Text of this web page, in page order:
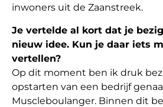
inwoners uit de Zaanstreek.
Je vertelde al kort dat je
nieuw idee. Kun je daar iets
vertellen?
Op dit moment ben ik druk
opstarten van een bedrijf
Muscleboulanger. Binnen dit